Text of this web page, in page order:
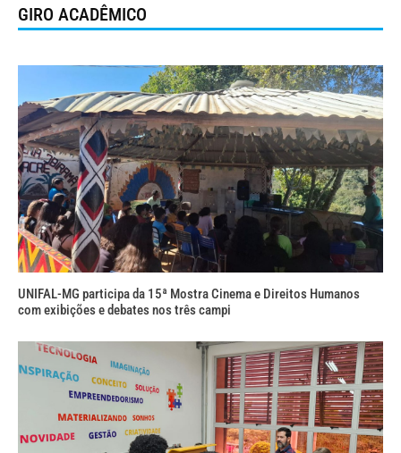
GIRO ACADÊMICO
UNIFAL-MG participa da 15ª Mostra Cinema e Direitos Humanos
com exibições e debates nos três campi